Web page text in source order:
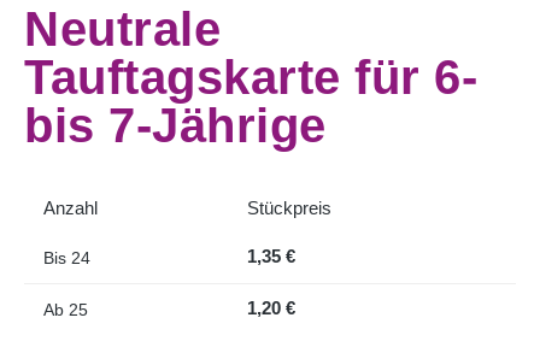
Neutrale
Tauftagskarte für 6-
bis 7-Jährige
Anzahl Stückpreis
Bis 24 1,35 €
Ab 25 1,20 €